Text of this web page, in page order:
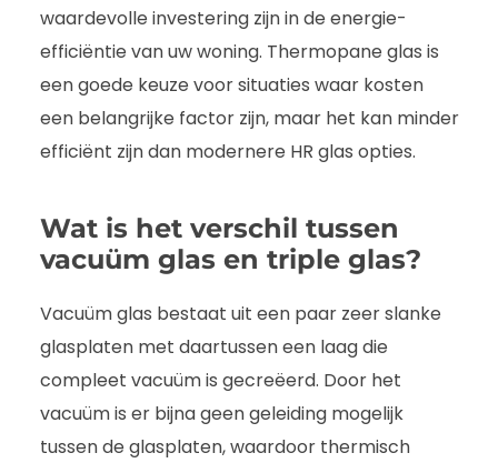
waardevolle investering zijn in de energie-
efficiëntie van uw woning. Thermopane glas is
een goede keuze voor situaties waar kosten
een belangrijke factor zijn, maar het kan minder
efficiënt zijn dan modernere HR glas opties.
Wat is het verschil tussen
vacuüm glas en triple glas?
Vacuüm glas bestaat uit een paar zeer slanke
glasplaten met daartussen een laag die
compleet vacuüm is gecreëerd. Door het
vacuüm is er bijna geen geleiding mogelijk
tussen de glasplaten, waardoor thermisch